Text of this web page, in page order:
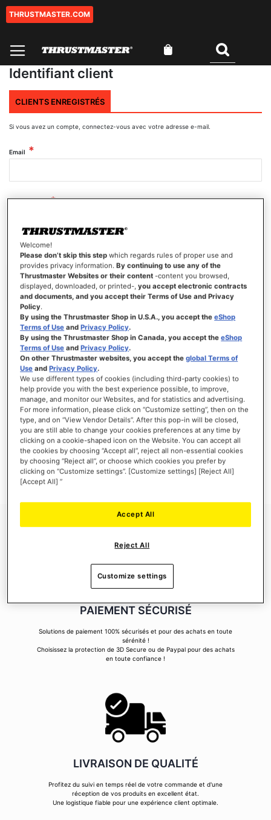
Aller
THRUSTMASTER.COM
Identifiant client
CLIENTS ENREGISTRÉS
Si vous avez un compte, connectez-vous avec votre adresse e-mail.
Email
Afficher le mot de passe
SE CONNECTER
Mot de passe oublié ?
NOUVEAUX CLIENTS
Créer un compte a de nombreux avantages : commander plus rapidement, enregistrer
plusieurs adresses, suivre vos commandes et plus encore.
CRÉER UN COMPTE
PAIEMENT SÉCURISÉ
Solutions de paiement 100% sécurisés et pour des achats en toute
sérénité !
Choisissez la protection de 3D Secure ou de Paypal pour des achats
en toute confiance !
LIVRAISON DE QUALITÉ
Profitez du suivi en temps réel de votre commande et d'une
réception de vos produits en excellent état.
Une logistique fiable pour une expérience client optimale.
Welcome!
Please don’t skip this step which regards rules of proper use and
provides privacy information.By continuing to use any of the
Thrustmaster Websites or their content -content you browsed,
displayed, downloaded, or printed-,you accept electronic contracts
and documents, and you accept their Terms of Use and Privacy
Policy.
By using the Thrustmaster Shop in U.S.A., you accept theeShop
Terms of Use andPrivacy Policy.
By using the Thrustmaster Shop in Canada, you accept theeShop
Terms of Use andPrivacy Policy.
On other Thrustmaster websites, you accept theglobal Terms of
Use andPrivacy Policy.
We use different types of cookies (including third-party cookies) to
help provide you with the best experience possible, to improve,
manage, and monitor our Websites, and for statistics and advertising.
For more information, please click on “Customize setting”, then on the
type, and on “View Vendor Details”. After this pop-in will be closed,
you are still able to change your cookies preferences at any time by
clicking on a cookie-shaped icon on the Website. You can accept all
the cookies by choosing “Accept all”, reject all non-essential cookies
by choosing “Reject all”, or choose which cookies you prefer by
clicking on “Customize settings”. [Customize settings] [Reject All]
[Accept All] ”
Reject All
Accept All
Customize settings